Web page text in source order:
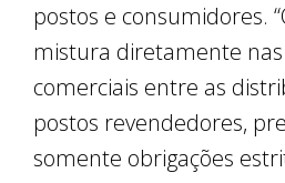
postos e consumidores.
mistura diretamente
comerciais entre as
postos revendedores,
somente obrigações